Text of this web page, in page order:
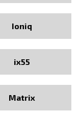
Ioniq
ix55
Matrix